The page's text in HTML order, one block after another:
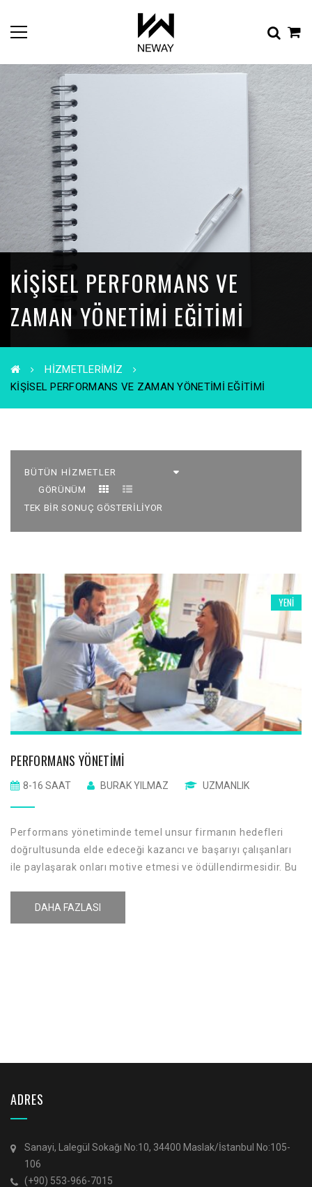
KIŞISEL PERFORMANS VE
ZAMAN YÖNETIMI EĞITIMI
HIZMETLERIMIZ
KIŞISEL PERFORMANS VE ZAMAN YÖNETIMI EĞITIMI
GÖRÜNÜM
TEK BIR SONUÇ GÖSTERILIYOR
YENI
PERFORMANS YÖNETIMI
8-16 SAAT BURAK YILMAZ UZMANLIK
Performans yönetiminde temel unsur firmanın hedefleri
doğrultusunda elde edeceği kazancı ve başarıyı çalışanları
ile paylaşarak onları motive etmesi ve ödüllendirmesidir. Bu
aidiyetinin artırılması amaçlanmaktadır.
DAHA FAZLASI
ADRES
Sanayi, Lalegül Sokağı No:10, 34400 Maslak/İstanbul No:105-
106
(+90) 553-966-7015